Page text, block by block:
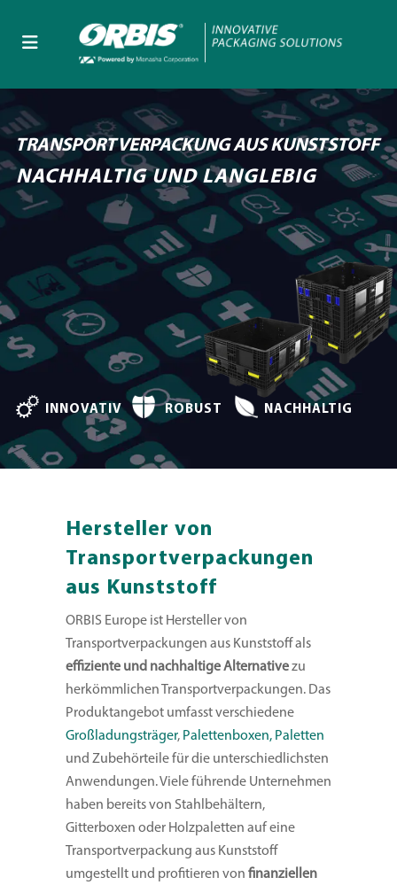
NACHHALTIG UND LANGLEBIG
TRANSPORTVERPACKUNG AUS KUNSTSTOFF
INNOVATIV ROBUST NACHHALTIG
Hersteller von
Transportverpackungen
aus Kunststoff
ORBIS Europe ist Hersteller von
Transportverpackungen aus Kunststoff als
effiziente und nachhaltige Alternativezu
herkömmlichen Transportverpackungen. Das
Produktangebot umfasst verschiedene
Großladungsträger, Palettenboxen, Paletten
und Zubehörteile für die unterschiedlichsten
Anwendungen. Viele führende Unternehmen
haben bereits von Stahlbehältern,
Gitterboxen oder Holzpaletten auf eine
Transportverpackung aus Kunststoff
umgestellt und profitieren von finanziellen